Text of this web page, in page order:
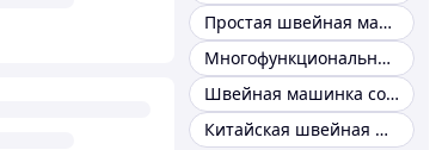
Простая швейная машинка
Многофункциональная швейная машинка
Швейная машинка со встроенным оверлоком
Китайская швейная машинка